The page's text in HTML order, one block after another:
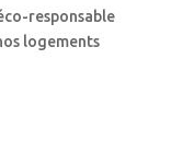
responsable
logements